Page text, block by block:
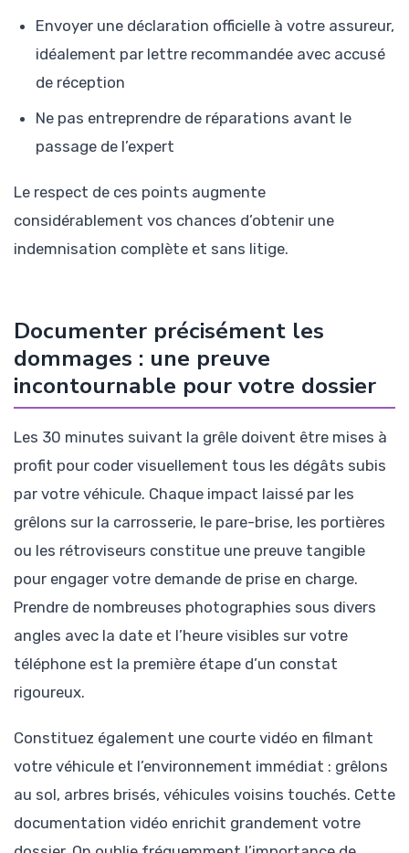
Envoyer une déclaration officielle à votre assureur,
idéalement par lettre recommandée avec accusé
de réception
Ne pas entreprendre de réparations avant le
passage de l’expert
Le respect de ces points augmente
considérablement vos chances d’obtenir une
indemnisation complète et sans litige.
Documenter précisément les
dommages : une preuve
incontournable pour votre dossier
Les 30 minutes suivant la grêle doivent être mises à
profit pour coder visuellement tous les dégâts subis
par votre véhicule. Chaque impact laissé par les
grêlons sur la carrosserie, le pare-brise, les portières
ou les rétroviseurs constitue une preuve tangible
pour engager votre demande de prise en charge.
Prendre de nombreuses photographies sous divers
angles avec la date et l’heure visibles sur votre
téléphone est la première étape d’un constat
rigoureux.
Constituez également une courte vidéo en filmant
votre véhicule et l’environnement immédiat : grêlons
au sol, arbres brisés, véhicules voisins touchés. Cette
documentation vidéo enrichit grandement votre